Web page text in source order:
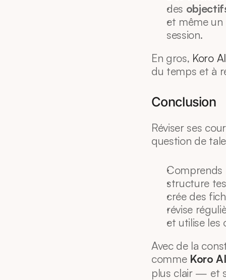
des
et même un
session.
En gros, Koro AI
du temps et à
Conclusion
Réviser ses
question de
Comprends
structure
crée des
révise
et utilise les
Avec de la
comme Koro AI
plus clair — et